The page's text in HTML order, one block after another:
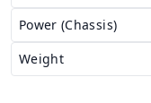
Power (Chassis)
Weight